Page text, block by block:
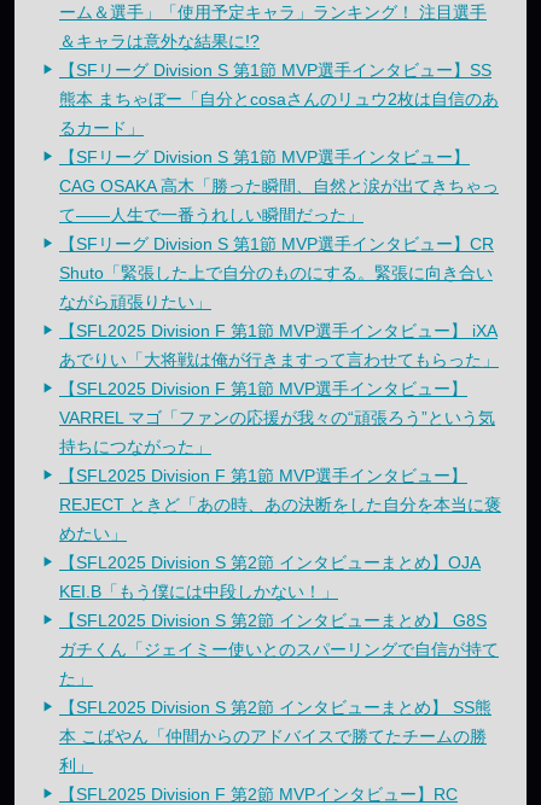
ーム＆選手」「使用予定キャラ」ランキング！ 注目選手
＆キャラは意外な結果に!?
【SFリーグ Division S 第1節 MVP選手インタビュー】SS
熊本 まちゃぼー「自分とcosaさんのリュウ2枚は自信のあ
るカード」
【SFリーグ Division S 第1節 MVP選手インタビュー】
CAG OSAKA 高木「勝った瞬間、自然と涙が出てきちゃっ
て——人生で一番うれしい瞬間だった」
【SFリーグ Division S 第1節 MVP選手インタビュー】CR
Shuto「緊張した上で自分のものにする。緊張に向き合い
ながら頑張りたい」
【SFL2025 Division F 第1節 MVP選手インタビュー】 iXA
あでりい「大将戦は俺が行きますって言わせてもらった」
【SFL2025 Division F 第1節 MVP選手インタビュー】
VARREL マゴ「ファンの応援が我々の“頑張ろう”という気
持ちにつながった」
【SFL2025 Division F 第1節 MVP選手インタビュー】
REJECT ときど「あの時、あの決断をした自分を本当に褒
めたい」
【SFL2025 Division S 第2節 インタビューまとめ】OJA
KEI.B「もう僕には中段しかない！」
【SFL2025 Division S 第2節 インタビューまとめ】 G8S
ガチくん「ジェイミー使いとのスパーリングで自信が持て
た」
【SFL2025 Division S 第2節 インタビューまとめ】 SS熊
本 こばやん「仲間からのアドバイスで勝てたチームの勝
利」
【SFL2025 Division F 第2節 MVPインタビュー】RC